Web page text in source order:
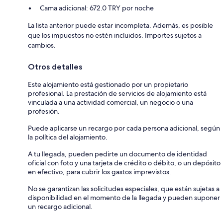
Cama adicional: 672.0 TRY por noche
La lista anterior puede estar incompleta. Además, es posible
que los impuestos no estén incluidos. Importes sujetos a
cambios.
Otros detalles
Este alojamiento está gestionado por un propietario
profesional. La prestación de servicios de alojamiento está
vinculada a una actividad comercial, un negocio o una
profesión.
Puede aplicarse un recargo por cada persona adicional, según
la política del alojamiento.
A tu llegada, pueden pedirte un documento de identidad
oficial con foto y una tarjeta de crédito o débito, o un depósito
en efectivo, para cubrir los gastos imprevistos.
No se garantizan las solicitudes especiales, que están sujetas a
disponibilidad en el momento de la llegada y pueden suponer
un recargo adicional.